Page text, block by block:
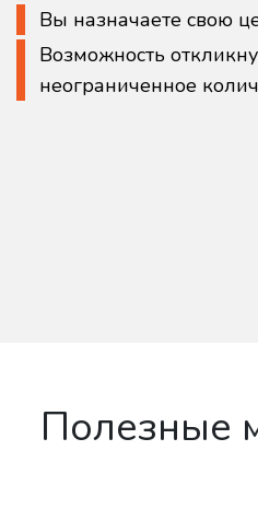
Вы назначаете свою
Возможность
неограниченное
Полезные